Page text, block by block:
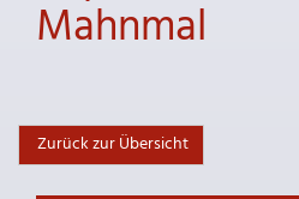
Mahnmal
Zurück zur Übersicht